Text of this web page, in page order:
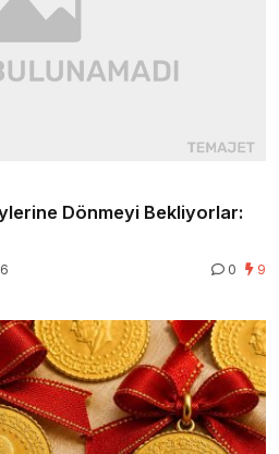
Dönmeyi Bekliyorlar:
0 9